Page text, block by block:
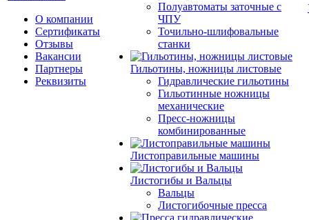
О компании
Сертификаты
Отзывы
Вакансии
Партнеры
Реквизиты
Полуавтоматы заточные с
ЧПУ
Точильно-шлифовальные
станки
Гильотины, ножницы листовые
Гидравлические гильотины
Гильотинные ножницы
механические
Пресс-ножницы
комбинированные
Листоправильные машины
Листогибы и Вальцы
Вальцы
Листогибочные пресса